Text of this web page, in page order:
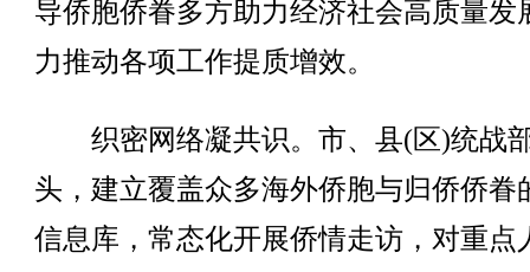
导侨胞侨眷多方助力经济社会高质量发
力推动各项工作提质增效。
织密网络凝共识‌。市、县(区)统战
头，建立覆盖众多海外侨胞与归侨侨眷
信息库，常态化开展侨情走访，对重点